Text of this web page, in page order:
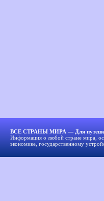
ВСЕ СТРАНЫ МИРА — Для
Информация о любой стране мира,
экономике, государственному